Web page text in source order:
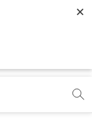
| CAMPAIGN |